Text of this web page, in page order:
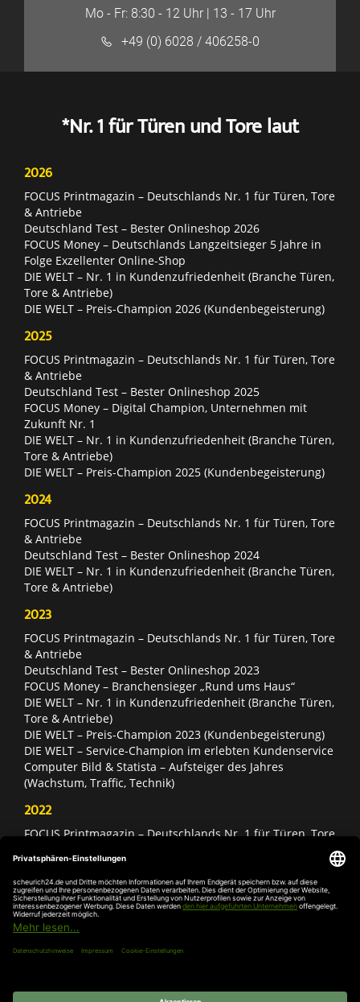
Mo - Fr: 8:30 - 12 Uhr | 13 - 17 Uhr
+49 (0) 6028 / 406258-0
*Nr. 1 für Türen und Tore laut
2026
FOCUS Printmagazin – Deutschlands Nr. 1 für Türen, Tore
& Antriebe
Deutschland Test – Bester Onlineshop 2026
FOCUS Money – Deutschlands Langzeitsieger 5 Jahre in
Folge Exzellenter Online-Shop
DIE WELT – Nr. 1 in Kundenzufriedenheit (Branche Türen,
Tore & Antriebe)
DIE WELT – Preis-Champion 2026 (Kundenbegeisterung)
2025
FOCUS Printmagazin – Deutschlands Nr. 1 für Türen, Tore
& Antriebe
Deutschland Test – Bester Onlineshop 2025
FOCUS Money – Digital Champion, Unternehmen mit
Zukunft Nr. 1
DIE WELT – Nr. 1 in Kundenzufriedenheit (Branche Türen,
Tore & Antriebe)
DIE WELT – Preis-Champion 2025 (Kundenbegeisterung)
2024
FOCUS Printmagazin – Deutschlands Nr. 1 für Türen, Tore
& Antriebe
Deutschland Test – Bester Onlineshop 2024
DIE WELT – Nr. 1 in Kundenzufriedenheit (Branche Türen,
Tore & Antriebe)
2023
FOCUS Printmagazin – Deutschlands Nr. 1 für Türen, Tore
& Antriebe
Deutschland Test – Bester Onlineshop 2023
FOCUS Money – Branchensieger „Rund ums Haus“
DIE WELT – Nr. 1 in Kundenzufriedenheit (Branche Türen,
Tore & Antriebe)
DIE WELT – Preis-Champion 2023 (Kundenbegeisterung)
DIE WELT – Service-Champion im erlebten Kundenservice
Computer Bild & Statista – Aufsteiger des Jahres
(Wachstum, Traffic, Technik)
2022
FOCUS Printmagazin – Deutschlands Nr. 1 für Türen, Tore
Deutschland Test – Bester Onlineshop 2022
FOCUS Money – Branchensieger „Rund ums Haus“
DIE WELT – Service-Champion im erlebten Kundenservice
DIE WELT – Branchengewinner Gold-Rang (Türen, Tore &
Antriebe)